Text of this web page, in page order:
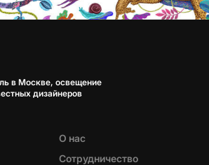
в Москве, освещение
дизайнеров
О нас
Сотрудничество